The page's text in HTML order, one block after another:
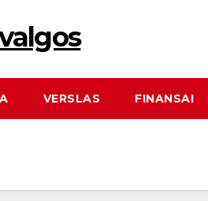
VERSLAS FINANSAI